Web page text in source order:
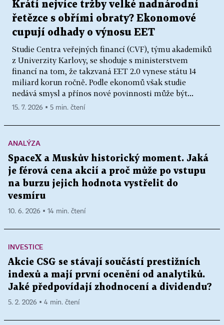
Krátí nejvíce tržby velké nadnárodní
řetězce s obřími obraty? Ekonomové
cupují odhady o výnosu EET
Studie Centra veřejných financí (CVF), týmu akademiků
z Univerzity Karlovy, se shoduje s ministerstvem
financí na tom, že takzvaná EET 2.0 vynese státu 14
miliard korun ročně. Podle ekonomů však studie
nedává smysl a přínos nové povinnosti může být...
15. 7. 2026 ▪ 5 min. čtení
ANALÝZA
SpaceX a Muskův historický moment. Jaká
je férová cena akcií a proč může po vstupu
na burzu jejich hodnota vystřelit do
vesmíru
10. 6. 2026 ▪ 14 min. čtení
INVESTICE
Akcie CSG se stávají součástí prestižních
indexů a mají první ocenění od analytiků.
Jaké předpovídají zhodnocení a dividendu?
5. 2. 2026 ▪ 4 min. čtení